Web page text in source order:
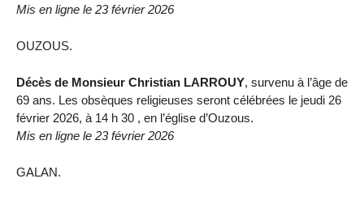
Mis en ligne le 23 février 2026
OUZOUS.
Décès de Monsieur Christian LARROUY, survenu à l’âge de
69 ans. Les obsèques religieuses seront célébrées le jeudi 26
février 2026, à 14 h 30 , en l’église d’Ouzous.
Mis en ligne le 23 février 2026
GALAN.